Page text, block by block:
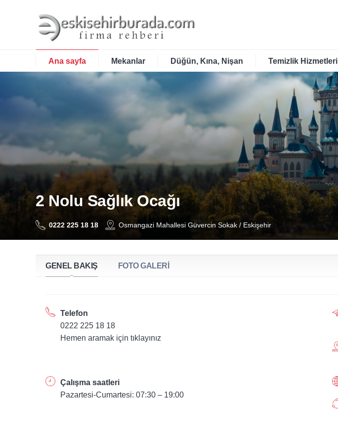
Ana sayfa Mekanlar Düğün, Kına, Nişan Temizlik Hizmetleri
2 Nolu Sağlık Ocağı
0222 225 18 18 Osmangazi Mahallesi Güvercin Sokak / Eskişehir
GENEL BAKIŞ FOTO GALERİ
Telefon
0222 225 18 18
Hemen aramak için tıklayınız
Çalışma saatleri
Pazartesi-Cumartesi: 07:30 – 19:00